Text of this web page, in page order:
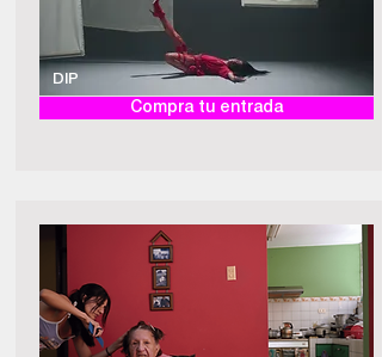
DIP
Compra tu entrada